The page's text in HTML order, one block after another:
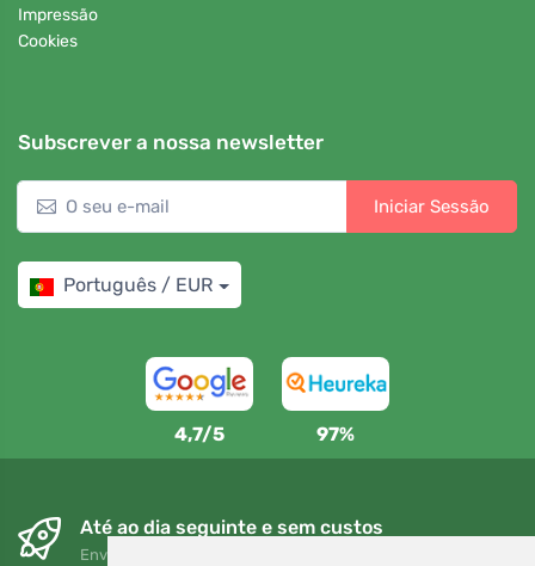
Impressão
Cookies
Subscrever a nossa newsletter
Iniciar Sessão
Português / EUR
4,7/5 97%
Até ao dia seguinte e sem custos
Envio gratuito para encomendas superiores a 80 EUR